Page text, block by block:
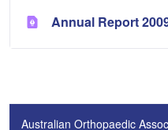
Annual Report
Australian Orthopaedic